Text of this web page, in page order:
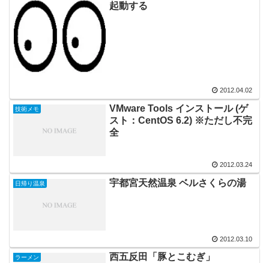
起動する
2012.04.02
技術メモ
VMware Tools インストール (ゲ
スト：CentOS 6.2) ※ただし不完
全
2012.03.24
日帰り温泉 宇都宮天然温泉 ベルさくらの湯
2012.03.10
ラーメン 西五反田「豚とこむぎ」